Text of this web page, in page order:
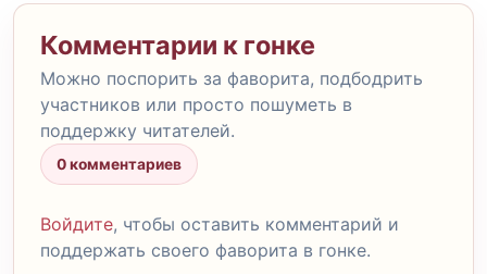
Комментарии к гонке
Можно поспорить за фаворита, подбодрить
участников или просто пошуметь в
поддержку читателей.
0 комментариев
Войдите, чтобы оставить комментарий и
поддержать своего фаворита в гонке.